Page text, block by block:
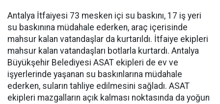
Antalya İtfaiyesi 73 mesken içi su baskını, 17 iş yeri
su baskınına müdahale ederken, araç içerisinde
mahsur kalan vatandaşlar da kurtarıldı. İtfaiye ekipleri
mahsur kalan vatandaşları botlarla kurtardı. Antalya
Büyükşehir Belediyesi ASAT ekipleri de ev ve
işyerlerinde yaşanan su baskınlarına müdahale
ederken, suların tahliye edilmesini sağladı. ASAT
ekipleri mazgalların açık kalması noktasında da yoğun